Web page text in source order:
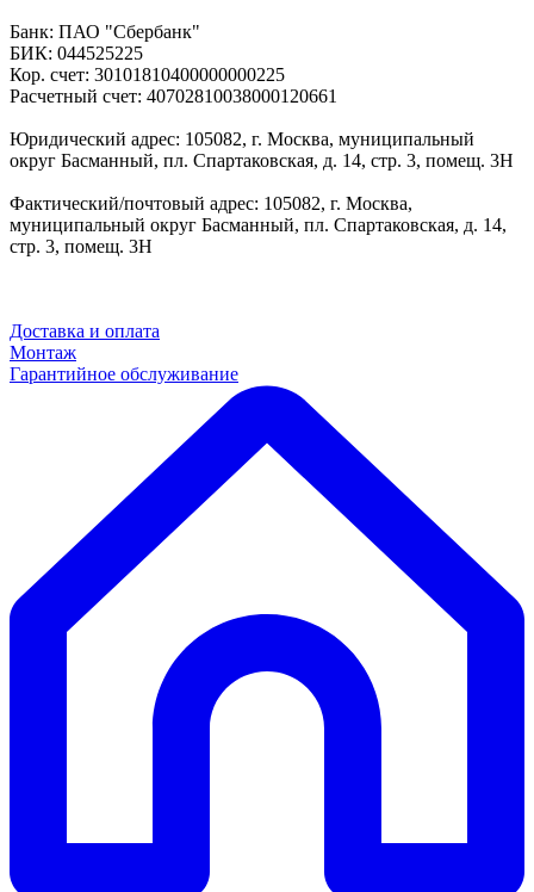
Банк: ПАО "Сбербанк"
БИК: 044525225
Кор. счет: 30101810400000000225
Расчетный счет: 40702810038000120661
Юридический адрес: 105082, г. Москва, муниципальный
округ Басманный, пл. Спартаковская, д. 14, стр. 3, помещ. 3Н
Фактический/почтовый адрес: 105082, г. Москва,
муниципальный округ Басманный, пл. Спартаковская, д. 14,
стр. 3, помещ. 3Н
Доставка и оплата
Монтаж
Гарантийное обслуживание